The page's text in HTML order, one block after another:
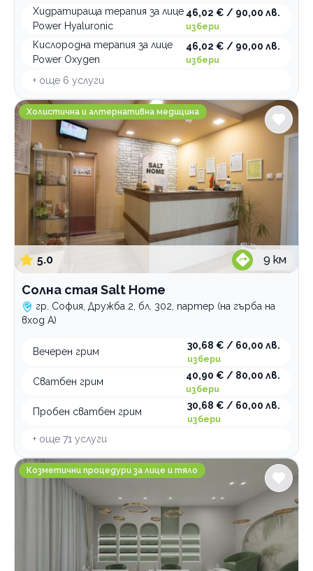
Хидратираща терапия за лице
Power Hyaluronic
46,02 € / 90,00 лв.
избери
Кислородна терапия за лице
Power Oxygen
46,02 € / 90,00 лв.
избери
+ още 6 услуги
Солна стая Salt Home
Холистична и алтернативна медицина
5.0 9 км
Солна стая Salt Home
гр. София, Дружба 2, бл. 302, партер (на гърба на
вход А)
Вечерен грим
30,68 € / 60,00 лв.
избери
Сватбен грим
40,90 € / 80,00 лв.
избери
Пробен сватбен грим
30,68 € / 60,00 лв.
избери
+ още 71 услуги
Capital Rituals
Козметични процедури за лице и тяло